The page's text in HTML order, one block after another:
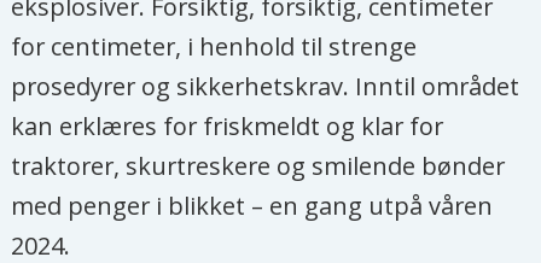
for centimeter, i henhold til strenge
prosedyrer og sikkerhetskrav. Inntil området
kan erklæres for friskmeldt og klar for
traktorer, skurtreskere og smilende bønder
med penger i blikket – en gang utpå våren
2024.